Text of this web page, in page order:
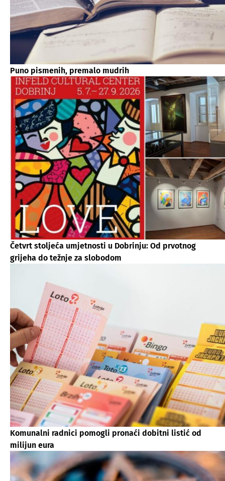
Puno pismenih, premalo mudrih
Četvrt stoljeća umjetnosti u Dobrinju: Od prvotnog
grijeha do težnje za slobodom
Komunalni radnici pomogli pronaći dobitni listić od
milijun eura